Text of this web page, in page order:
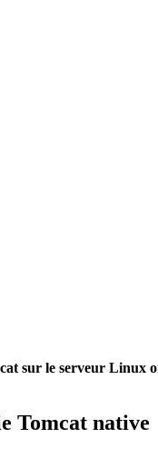
sur le serveur Linux
Tomcat native